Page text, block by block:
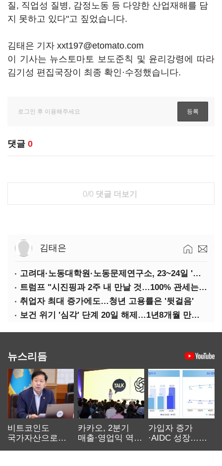
질, 직업성 질병, 감정노동 등 다양한 산업재해를 담
지 못하고 있다"고 짚었습니다.
김태은 기자 xxt197@etomato.com
이 기사는 뉴스토마토 보도준칙 및 윤리강령에 따라
김기성 편집국장이 최종 확인·수정했습니다.
댓글 0
0/0 댓글 더보기
김태은
고려대·노동대학원·노동문제연구소, 23~24일 '국제학술회의'
트럼프 "시진핑과 2주 내 만날 것…100% 관세는 지속 불가"
취업자 최대 증가에도…청년 고용률은 '뒷걸음'
보건 위기 '심각' 단계 20일 해제…1년8개월 만에 '의료 대란' 종료
뉴스리듬
비트코인도
국가자산으로…'
카카오, 2분기
매출·영업익 역대
가입자 증가
·AIDC 성장…